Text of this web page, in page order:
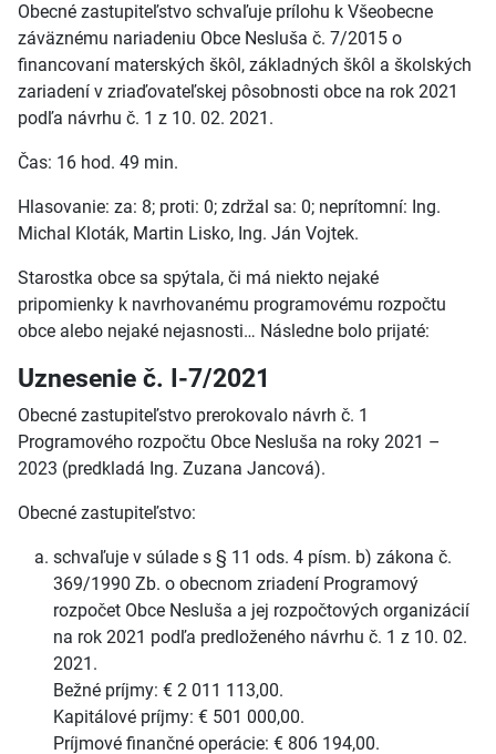
Obecné zastupiteľstvo schvaľuje prílohu k Všeobecne
záväznému nariadeniu Obce Nesluša č. 7/2015 o
financovaní materských škôl, základných škôl a školských
zariadení v zriaďovateľskej pôsobnosti obce na rok 2021
podľa návrhu č. 1 z 10. 02. 2021.
Čas: 16 hod. 49 min.
Hlasovanie: za: 8; proti: 0; zdržal sa: 0; neprítomní: Ing.
Michal Kloták, Martin Lisko, Ing. Ján Vojtek.
Starostka obce sa spýtala, či má niekto nejaké
pripomienky k navrhovanému programovému rozpočtu
obce alebo nejaké nejasnosti… Následne bolo prijaté:
Uznesenie č. I-7/2021
Obecné zastupiteľstvo prerokovalo návrh č. 1
Programového rozpočtu Obce Nesluša na roky 2021 –
2023 (predkladá Ing. Zuzana Jancová).
Obecné zastupiteľstvo:
schvaľuje v súlade s § 11 ods. 4 písm. b) zákona č.
369/1990 Zb. o obecnom zriadení Programový
rozpočet Obce Nesluša a jej rozpočtových organizácií
na rok 2021 podľa predloženého návrhu č. 1 z 10. 02.
2021.
Bežné príjmy: € 2 011 113,00.
Kapitálové príjmy: € 501 000,00.
Príjmové finančné operácie: € 806 194,00.